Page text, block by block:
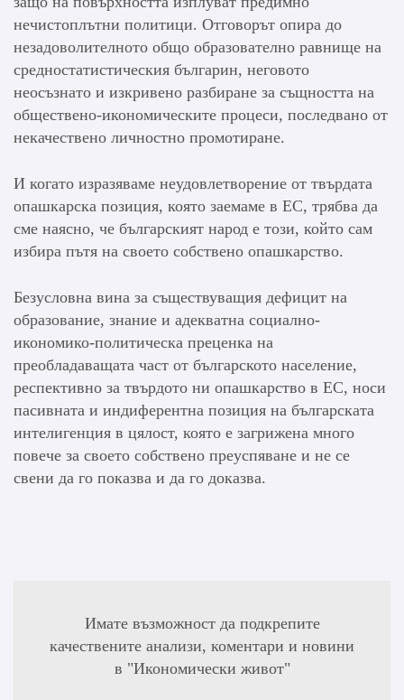
нечистоплътни политици. Отговорът опира до
незадоволителното общо образователно равнище на
средностатистическия българин, неговото
неосъзнато и изкривено разбиране за същността на
обществено-икономическите процеси, последвано от
некачествено личностно промотиране.
И когато изразяваме неудовлетворение от твърдата
опашкарска позиция, която заемаме в ЕС, трябва да
сме наясно, че българският народ е този, който сам
избира пътя на своето собствено опашкарство.
Безусловна вина за съществуващия дефицит на
образование, знание и адекватна социално-
икономико-политическа преценка на
преобладаващата част от българското население,
респективно за твърдото ни опашкарство в ЕС, носи
пасивната и индиферентна позиция на българската
интелигенция в цялост, която е загрижена много
повече за своето собствено преуспяване и не се
свени да го показва и да го доказва.
Имате възможност да подкрепите
качествените анализи, коментари и новини
в "Икономически живот"